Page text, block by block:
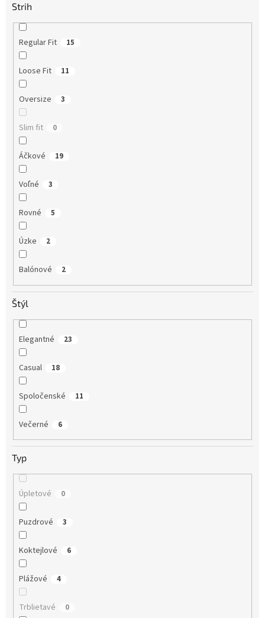
Strih
Regular Fit 15
Loose Fit 11
Oversize 3
Slim fit 0
Áčkové 19
Voľné 3
Rovné 5
Úzke 2
Balónové 2
Štýl
Elegantné 23
Casual 18
Spoločenské 11
Večerné 6
Typ
Úpletové 0
Puzdrové 3
Koktejlové 6
Plážové 4
Trblietavé 0